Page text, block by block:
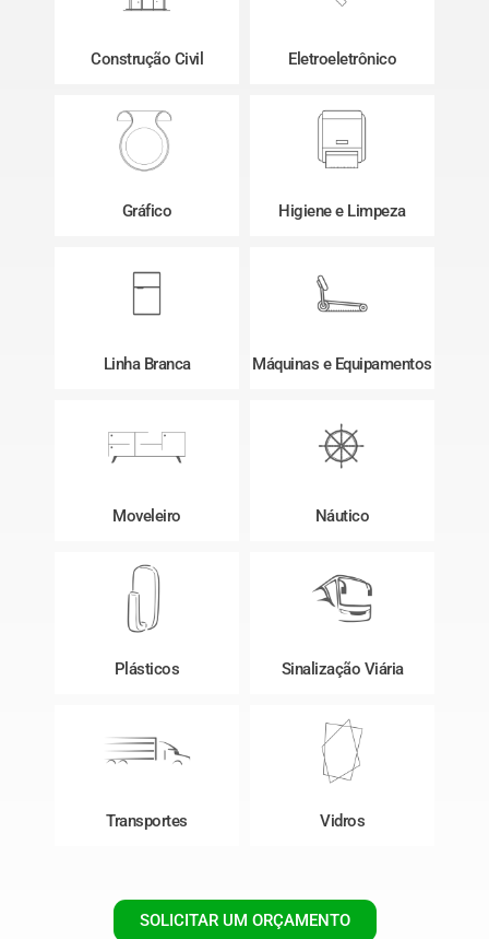
Construção Civil Eletroeletrônico
Gráfico Higiene e Limpeza
Linha Branca Máquinas e Equipamentos
Moveleiro Náutico
Plásticos Sinalização Viária
Transportes Vidros
SOLICITAR UM ORÇAMENTO